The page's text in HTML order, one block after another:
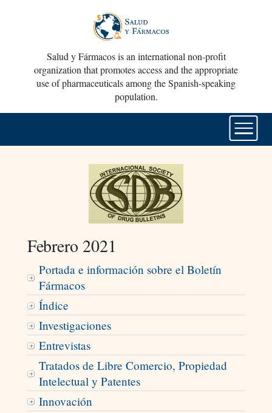
Salud y Fármacos is an international non-profit
organization that promotes access and the appropriate
use of pharmaceuticals among the Spanish-speaking
population.
Febrero 2021
Portada e información sobre el Boletín
Fármacos
Índice
Investigaciones
Entrevistas
Tratados de Libre Comercio, Propiedad
Intelectual y Patentes
Innovación